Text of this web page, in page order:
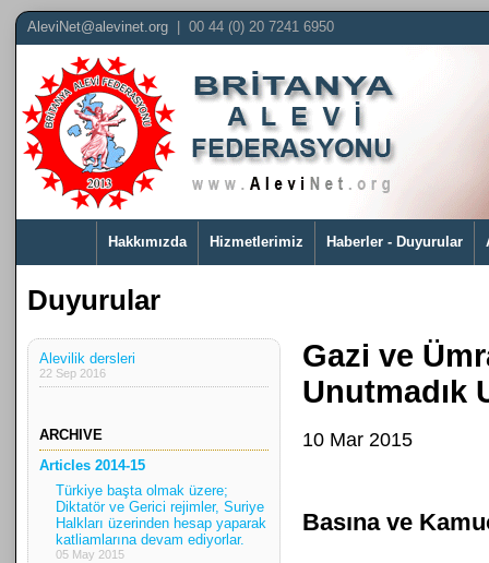
AleviNet@alevinet.org | 00 44 (0) 20 7241 6950
Hakkımızda Hizmetlerimiz Haberler - Duyurular
Duyurular
Alevilik dersleri
22 Sep 2016
ARCHIVE
Articles 2014-15
Türkiye başta olmak üzere;
Diktatör ve Gerici rejimler, Suriye
Halkları üzerinden hesap yaparak
katliamlarına devam ediyorlar.
05 May 2015
Gazi ve
Unutmadık
10 Mar 2015
Basına ve